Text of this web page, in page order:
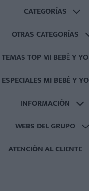
CATEGORÍAS
OTRAS CATEGORÍAS
TEMAS TOP MI BEBÉ Y YO
ESPECIALES MI BEBÉ Y YO
INFORMACIÓN
WEBS DEL GRUPO
ATENCIÓN AL CLIENTE